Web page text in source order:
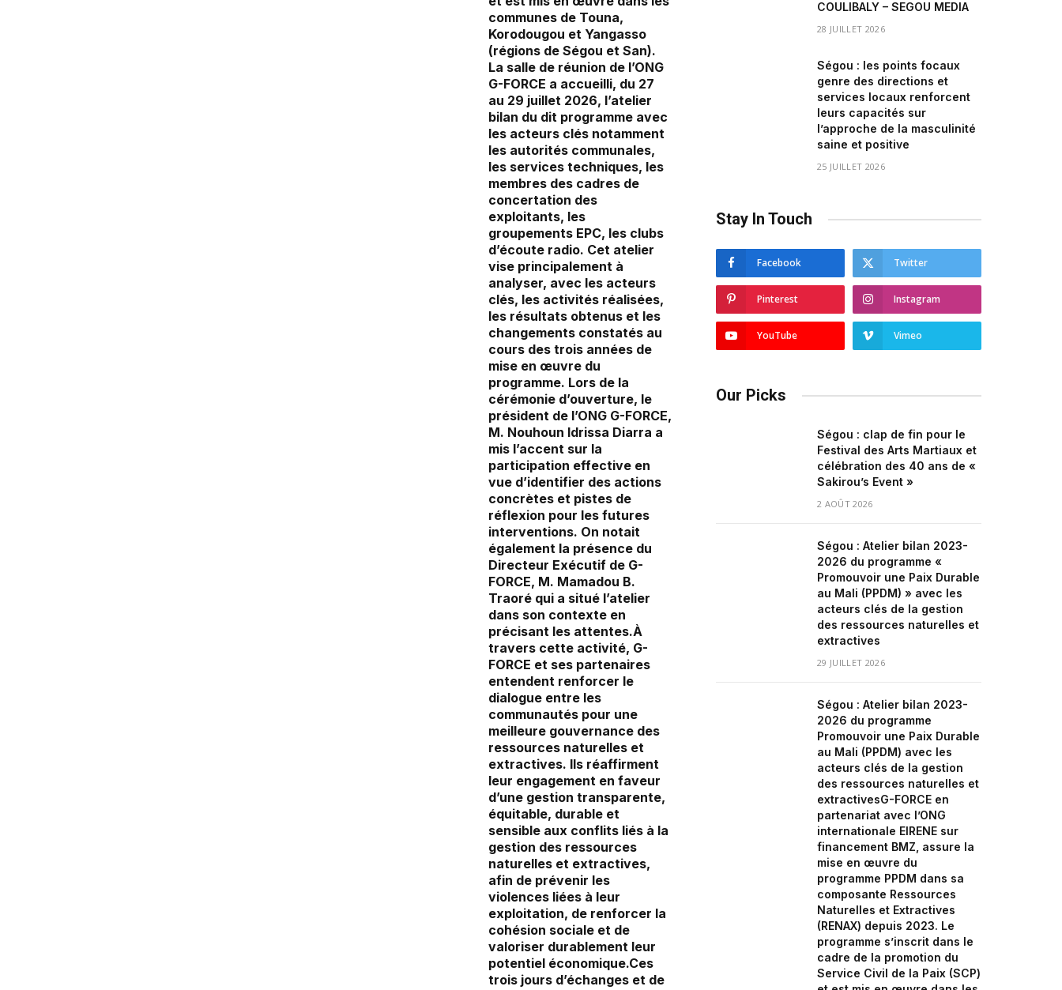
communes de Touna,
Korodougou et Yangasso
(régions de Ségou et San).
La salle de réunion de l’ONG
G-FORCE a accueilli, du 27
au 29 juillet 2026, l’atelier
bilan du dit programme avec
les acteurs clés notamment
les autorités communales,
les services techniques, les
membres des cadres de
concertation des
exploitants, les
groupements EPC, les clubs
d’écoute radio. Cet atelier
vise principalement à
analyser, avec les acteurs
clés, les activités réalisées,
les résultats obtenus et les
changements constatés au
cours des trois années de
mise en œuvre du
programme. Lors de la
cérémonie d’ouverture, le
président de l’ONG G-FORCE,
M. Nouhoun Idrissa Diarra a
mis l’accent sur la
participation effective en
vue d’identifier des actions
concrètes et pistes de
réflexion pour les futures
interventions. On notait
également la présence du
Directeur Exécutif de G-
FORCE, M. Mamadou B.
Traoré qui a situé l’atelier
dans son contexte en
précisant les attentes.À
travers cette activité, G-
FORCE et ses partenaires
entendent renforcer le
dialogue entre les
communautés pour une
meilleure gouvernance des
ressources naturelles et
extractives. Ils réaffirment
leur engagement en faveur
d’une gestion transparente,
équitable, durable et
sensible aux conflits liés à la
gestion des ressources
naturelles et extractives,
afin de prévenir les
violences liées à leur
exploitation, de renforcer la
cohésion sociale et de
valoriser durablement leur
potentiel économique.Ces
trois jours d’échanges et de
COULIBALY – SEGOU MEDIA
28 JUILLET 2026
Ségou : les points focaux
genre des directions et
services locaux renforcent
leurs capacités sur
l’approche de la masculinité
saine et positive
25 JUILLET 2026
Stay In Touch
Facebook Twitter
Pinterest Instagram
YouTube Vimeo
Our Picks
Ségou : clap de fin pour le
Festival des Arts Martiaux et
célébration des 40 ans de «
Sakirou’s Event »
2 AOÛT 2026
Ségou : Atelier bilan 2023-
2026 du programme «
Promouvoir une Paix Durable
au Mali (PPDM) » avec les
acteurs clés de la gestion
des ressources naturelles et
extractives
29 JUILLET 2026
Ségou : Atelier bilan 2023-
2026 du programme
Promouvoir une Paix Durable
au Mali (PPDM) avec les
acteurs clés de la gestion
des ressources naturelles et
extractivesG-FORCE en
partenariat avec l’ONG
internationale EIRENE sur
financement BMZ, assure la
mise en œuvre du
programme PPDM dans sa
composante Ressources
Naturelles et Extractives
(RENAX) depuis 2023. Le
programme s’inscrit dans le
cadre de la promotion du
Service Civil de la Paix (SCP)